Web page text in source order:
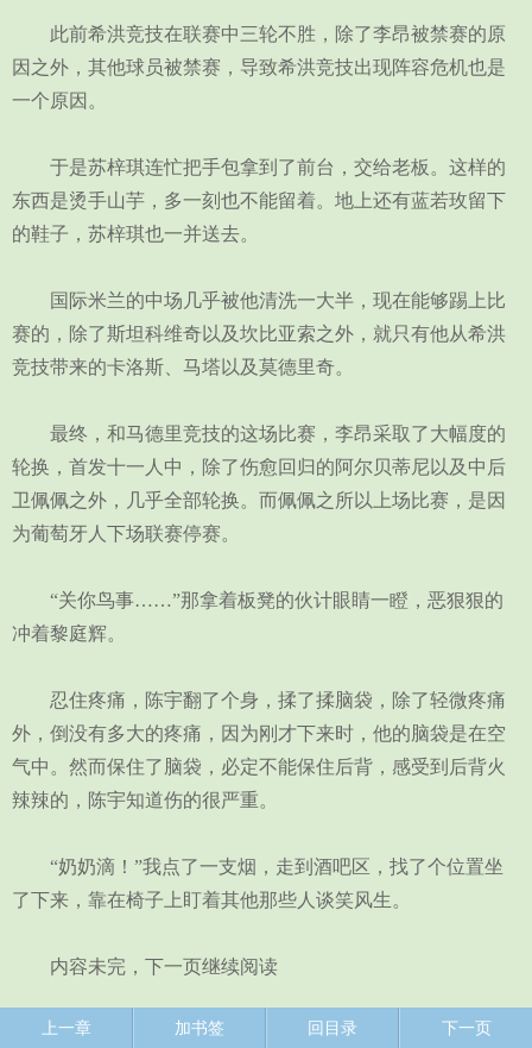
此前希洪竞技在联赛中三轮不胜，除了李昂被禁赛的原
因之外，其他球员被禁赛，导致希洪竞技出现阵容危机也是
一个原因。
于是苏梓琪连忙把手包拿到了前台，交给老板。这样的
东西是烫手山芋，多一刻也不能留着。地上还有蓝若玫留下
的鞋子，苏梓琪也一并送去。
国际米兰的中场几乎被他清洗一大半，现在能够踢上比
赛的，除了斯坦科维奇以及坎比亚索之外，就只有他从希洪
竞技带来的卡洛斯、马塔以及莫德里奇。
最终，和马德里竞技的这场比赛，李昂采取了大幅度的
轮换，首发十一人中，除了伤愈回归的阿尔贝蒂尼以及中后
卫佩佩之外，几乎全部轮换。而佩佩之所以上场比赛，是因
为葡萄牙人下场联赛停赛。
“关你鸟事……”那拿着板凳的伙计眼睛一瞪，恶狠狠的
冲着黎庭辉。
忍住疼痛，陈宇翻了个身，揉了揉脑袋，除了轻微疼痛
外，倒没有多大的疼痛，因为刚才下来时，他的脑袋是在空
气中。然而保住了脑袋，必定不能保住后背，感受到后背火
辣辣的，陈宇知道伤的很严重。
“奶奶滴！”我点了一支烟，走到酒吧区，找了个位置坐
了下来，靠在椅子上盯着其他那些人谈笑风生。
内容未完，下一页继续阅读
上一章 加书签 回目录 下一页